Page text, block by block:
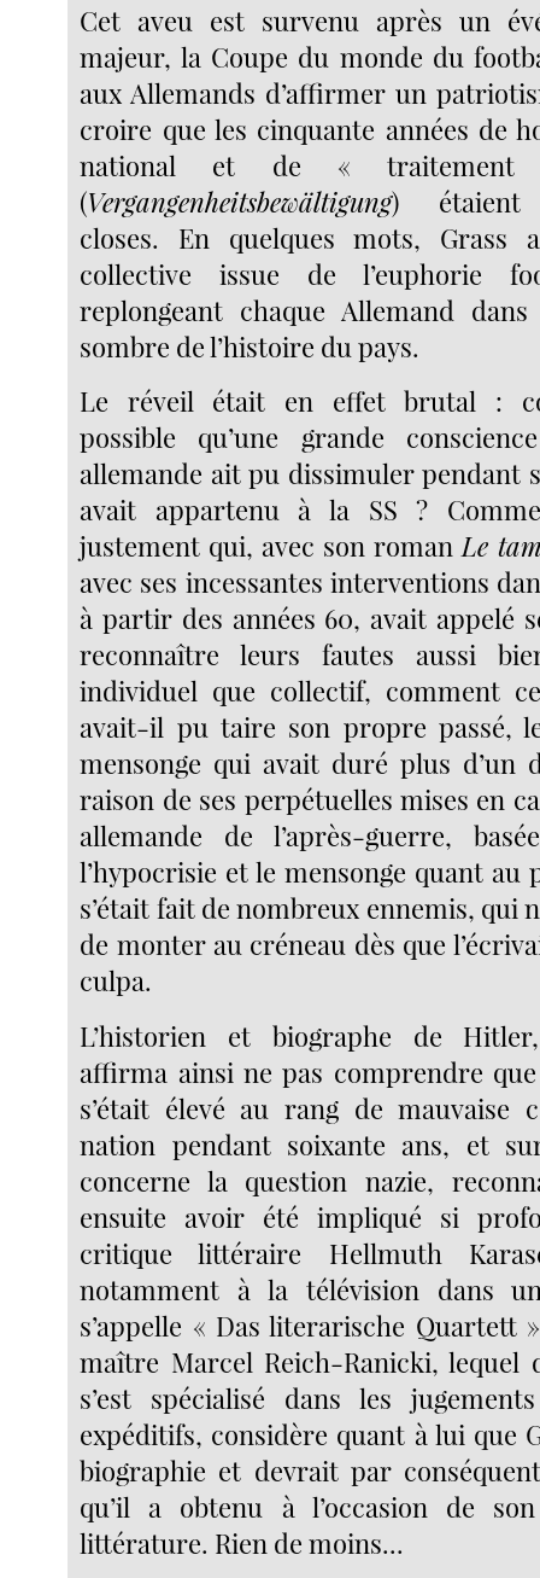
Cet aveu est survenu après un
majeur, la Coupe du monde du
aux Allemands d’affirmer un
croire que les cinquante années de
national et de «
(Vergangenheitsbewältigung) étaient
closes. En quelques mots, Grass
collective issue de l’euphorie
replongeant chaque Allemand
sombre de l’histoire du pays.
Le réveil était en effet brutal :
possible qu’une grande
allemande ait pu dissimuler pendant
avait appartenu à la SS ?
justement qui, avec son romanLe
avec ses incessantes interventions
à partir des années 60, avait appelé
reconnaître leurs fautes aussi
individuel que collectif, comment
avait-il pu taire son propre passé,
mensonge qui avait duré plus d’un
raison de ses perpétuelles mises en
allemande de l’après-guerre,
l’hypocrisie et le mensonge quant au
s’était fait de nombreux ennemis, qui
de monter au créneau dès que
culpa.
L’historien et biographe de
affirma ainsi ne pas comprendre
s’était élevé au rang de mauvaise
nation pendant soixante ans, et
concerne la question nazie,
ensuite avoir été impliqué si
critique littéraire Hellmuth
notamment à la télévision dans
s’appelle « Das literarische Quartett
maître Marcel Reich-Ranicki, lequel
s’est spécialisé dans les
expéditifs, considère quant à lui que
biographie et devrait par
qu’il a obtenu à l’occasion de
littérature. Rien de moins...